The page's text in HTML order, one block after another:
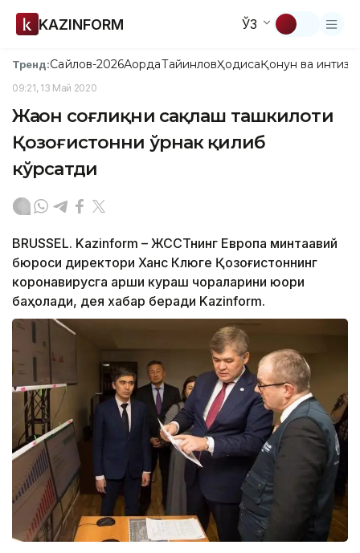
KAZINFORM ЎЗ
Тренд:Сайлов-2026АқордаТайинловҲодисаҚонун ва
09:21, 13 Май 2020
Жаҳон соғлиқни сақлаш ташкилоти
Қозоғистонни ўрнак қилиб
кўрсатди
BRUSSEL. Kazinform – ЖССТнинг Европа минтақавий
бюроси директори Ханс Клюге Қозоғистоннинг
коронавирусга қарши кураш чораларини юқори
баҳолади, дея хабар беради Kazinform.